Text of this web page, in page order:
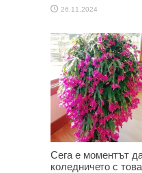
26.11.2024
Сега е моментът
коледничето с